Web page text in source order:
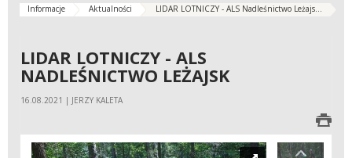
Informacje Aktualności LIDAR LOTNICZY - ALS Nadleśnictwo Leżajs...
LIDAR LOTNICZY - ALS
NADLEŚNICTWO LEŻAJSK
16.08.2021 | JERZY KALETA